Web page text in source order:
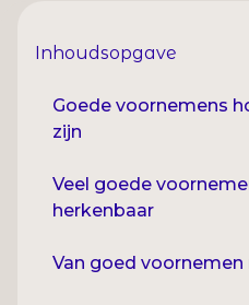
Inhoudsopgave
Goede voornemens
zijn
Veel goede
herkenbaar
Van goed voornemen